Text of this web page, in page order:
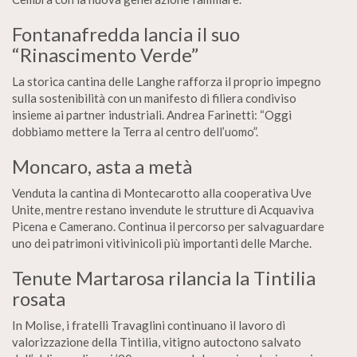
Fontanafredda lancia il suo
“Rinascimento Verde”
La storica cantina delle Langhe rafforza il proprio impegno
sulla sostenibilità con un manifesto di filiera condiviso
insieme ai partner industriali. Andrea Farinetti: “Oggi
dobbiamo mettere la Terra al centro dell’uomo”.
Moncaro, asta a metà
Venduta la cantina di Montecarotto alla cooperativa Uve
Unite, mentre restano invendute le strutture di Acquaviva
Picena e Camerano. Continua il percorso per salvaguardare
uno dei patrimoni vitivinicoli più importanti delle Marche.
Tenute Martarosa rilancia la Tintilia
rosata
In Molise, i fratelli Travaglini continuano il lavoro di
valorizzazione della Tintilia, vitigno autoctono salvato